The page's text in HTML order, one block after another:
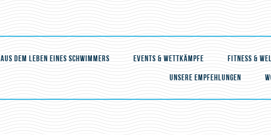
AUS DEM LEBEN EINES SCHWIMMERS EVENTS & WETTKÄMPFE FITNESS &
UNSERE EMPFEHLUNGEN